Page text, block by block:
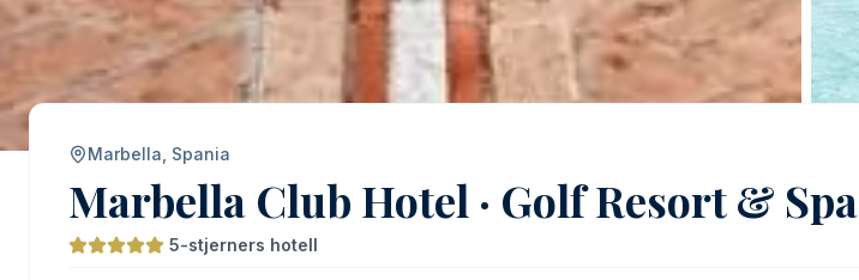
Marbella, Spania
Marbella Club Hotel · Golf Resort & Spa
5-stjerners hotell